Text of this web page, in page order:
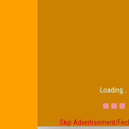
Loading...
Skip Advertisement/